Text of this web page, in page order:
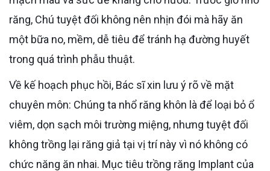
răng, Chú tuyệt đối không nên nhịn đói mà hãy ăn
một bữa no, mềm, dễ tiêu để tránh hạ đường huyết
trong quá trình phẫu thuật.
Về kế hoạch phục hồi, Bác sĩ xin lưu ý rõ về mặt
chuyên môn: Chúng ta nhổ răng khôn là để loại bỏ ổ
viêm, dọn sạch môi trường miệng, nhưng tuyệt đối
không trồng lại răng giả tại vị trí này vì nó không có
chức năng ăn nhai. Mục tiêu trồng răng Implant của